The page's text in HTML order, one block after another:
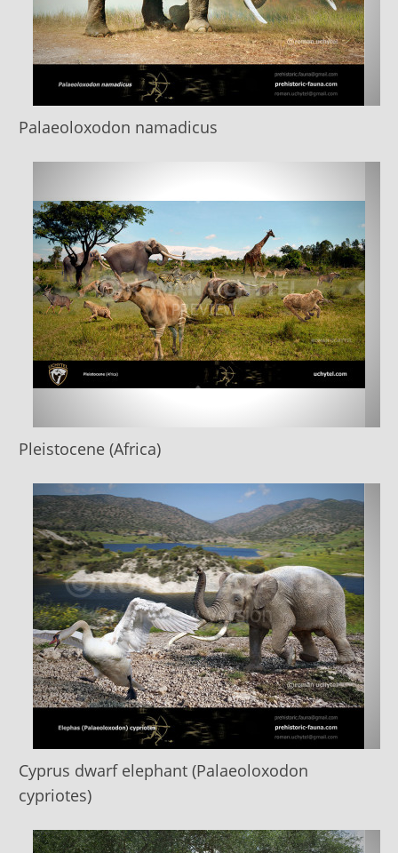
Palaeoloxodon namadicus
Pleistocene (Africa)
Cyprus dwarf elephant (Palaeoloxodon
cypriotes)